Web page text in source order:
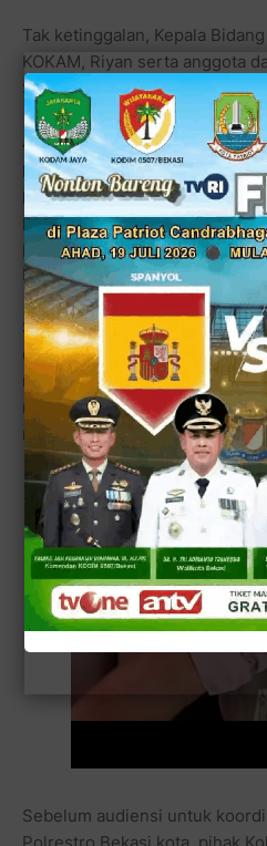
Tak ketinggalan, Kepala
KOKAM, Riyan serta anggota
Suci, Adi Suroso.
Audiensi itu diadakan dalam
pihak kepolisian sebagai
pertama guna tindaklanjut
premanisme dan gangguan
peredaran narkoba di
Kota Bekasi.
Setelah audiensi itu pun
dengan kegiatan aksi
memberantas kios dan
mengedarkan narkoba jenis
resep dokter dan surat izin
Sebelum audiensi untuk